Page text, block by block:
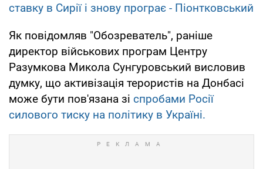
ставку в Сирії і знову програє - Піонтковський
Як повідомляв "Обозреватель", раніше
директор військових програм Центру
Разумкова Микола Сунгуровський висловив
думку, що активізація терористів на Донбасі
може бути пов'язана зі спробами Росії
силового тиску на політику в Україні.